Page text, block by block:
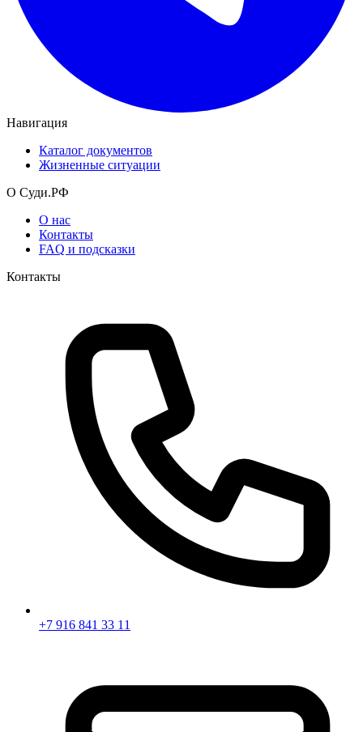
Навигация
Каталог документов
Жизненные ситуации
О Суди.РФ
О нас
Контакты
FAQ и подсказки
Контакты
+7 916 841 33 11